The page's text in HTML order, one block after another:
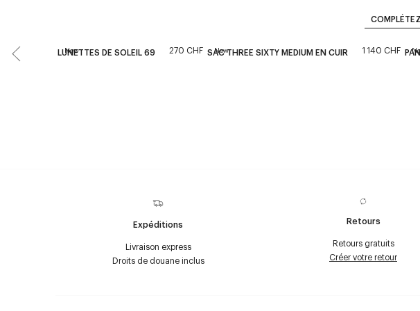
New
LUNETTES DE SOLEIL 69 270 CHF New
SAC THREE SIXTY MEDIUM EN CUIR 1 140 CHF
Expéditions
Livraison express
Droits de douane inclus
Retours
Retours gratuits
Créer votre retour